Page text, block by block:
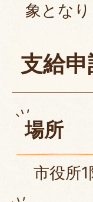
象となり
支給
場所
市役所